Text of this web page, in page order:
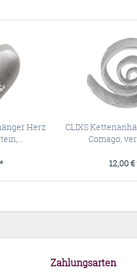
Herz
CLIXS
Comago,
12,00
Zahlungsarten